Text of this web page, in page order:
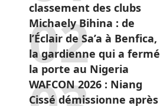
classement des clubs
Michaely Bihina : de
l’Éclair de Sa’a à Benfica,
la gardienne qui a fermé
la porte au Nigeria
WAFCON 2026 : Niang
Cissé démissionne après